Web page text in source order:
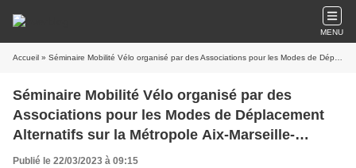
MENU
Accueil » Séminaire Mobilité Vélo organisé par des Associations pour les Modes de Déplacement Alternatifs sur la Métropole Aix-Marseille-Provence
Séminaire Mobilité Vélo organisé par des
Associations pour les Modes de Déplacement
Alternatifs sur la Métropole Aix-Marseille-
Provence
Publié le 22/03/2023 à 09:15